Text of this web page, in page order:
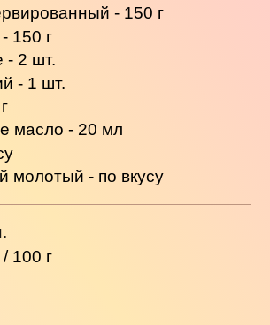
- 150 г
- 150 г
- 2 шт.
- 1 шт.
масло - 20 мл
молотый - по вкусу
100 г